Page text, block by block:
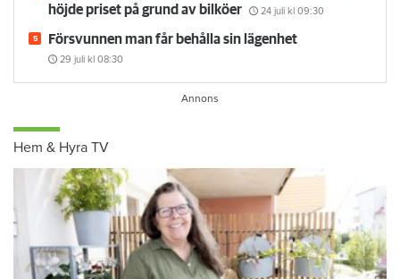
höjde priset på grund av bilköer
24 juli kl 09:30
Försvunnen man får behålla sin lägenhet
29 juli kl 08:30
Hem & Hyra TV